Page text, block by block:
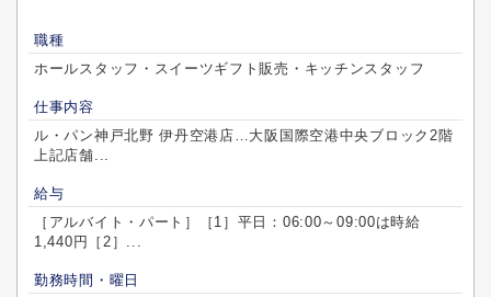
職種
ホールスタッフ・スイーツギフト販売・キッチンスタッフ
仕事内容
ル・パン神戸北野 伊丹空港店…大阪国際空港中央ブロック2階
上記店舗...
給与
［アルバイト・パート］［1］平日：06:00～09:00は時給
1,440円［2］...
勤務時間・曜日